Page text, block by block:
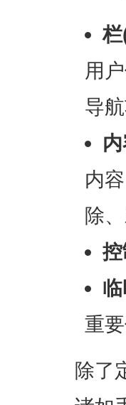
用
导
内
除
重
除了